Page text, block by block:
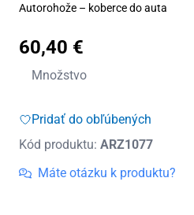
Autorohože – koberce do auta
60,40 €
Množstvo
množstvo
gumové
zvýšeným
okrajom
Pridať do obľúbených
Kód produktu: ARZ1077
Máte otázku k produktu?